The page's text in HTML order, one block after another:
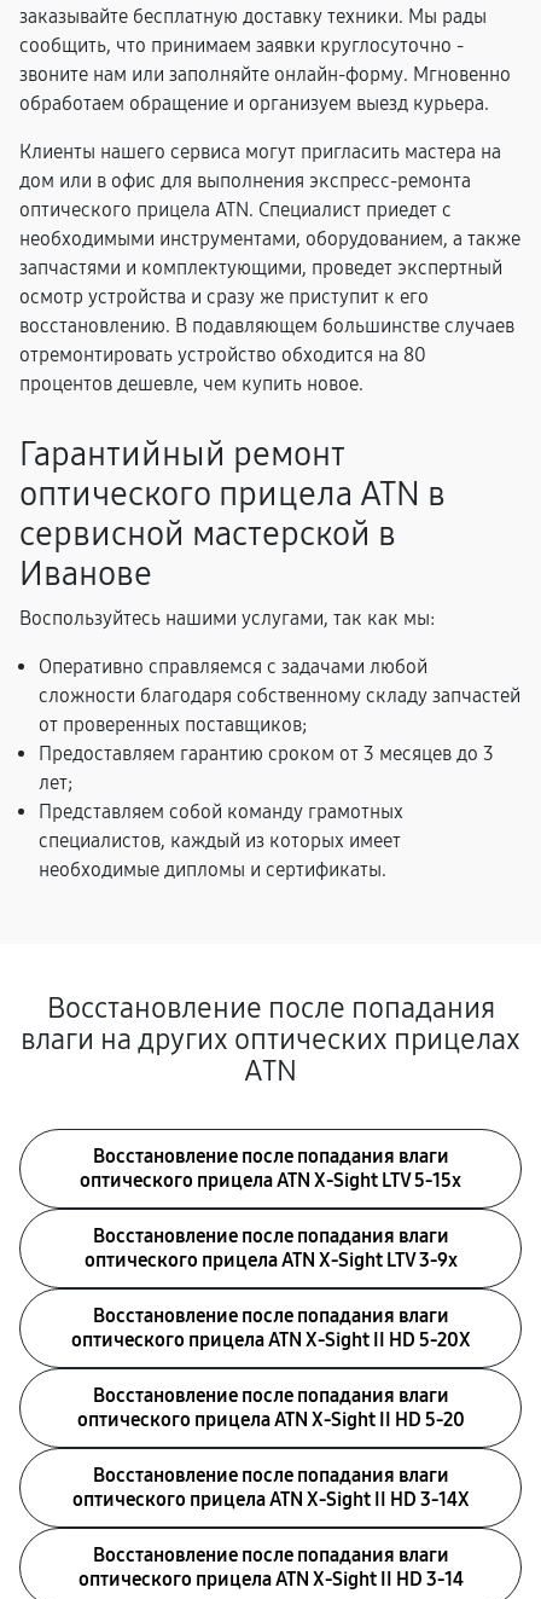
заказывайте бесплатную доставку техники. Мы рады
сообщить, что принимаем заявки круглосуточно -
звоните нам или заполняйте онлайн-форму. Мгновенно
обработаем обращение и организуем выезд курьера.
Клиенты нашего сервиса могут пригласить мастера на
дом или в офис для выполнения экспресс-ремонта
оптического прицела ATN. Специалист приедет с
необходимыми инструментами, оборудованием, а также
запчастями и комплектующими, проведет экспертный
осмотр устройства и сразу же приступит к его
восстановлению. В подавляющем большинстве случаев
отремонтировать устройство обходится на 80
процентов дешевле, чем купить новое.
Гарантийный ремонт
оптического прицела ATN в
сервисной мастерской в
Иванове
Воспользуйтесь нашими услугами, так как мы:
Оперативно справляемся с задачами любой
сложности благодаря собственному складу запчастей
от проверенных поставщиков;
Предоставляем гарантию сроком от 3 месяцев до 3
лет;
Представляем собой команду грамотных
специалистов, каждый из которых имеет
необходимые дипломы и сертификаты.
Восстановление после попадания
влаги на других оптических прицелах
ATN
Восстановление после попадания влаги
оптического прицела ATN X-Sight LTV 5-15x
Восстановление после попадания влаги
оптического прицела ATN X-Sight LTV 3-9x
Восстановление после попадания влаги
оптического прицела ATN X-Sight II HD 5-20X
Восстановление после попадания влаги
оптического прицела ATN X-Sight II HD 5-20
Восстановление после попадания влаги
оптического прицела ATN X-Sight II HD 3-14X
Восстановление после попадания влаги
оптического прицела ATN X-Sight II HD 3-14